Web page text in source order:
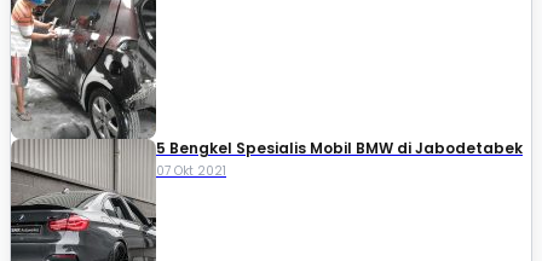
5 Bengkel Spesialis Mobil BMW di Jabodetabek
07 Okt 2021